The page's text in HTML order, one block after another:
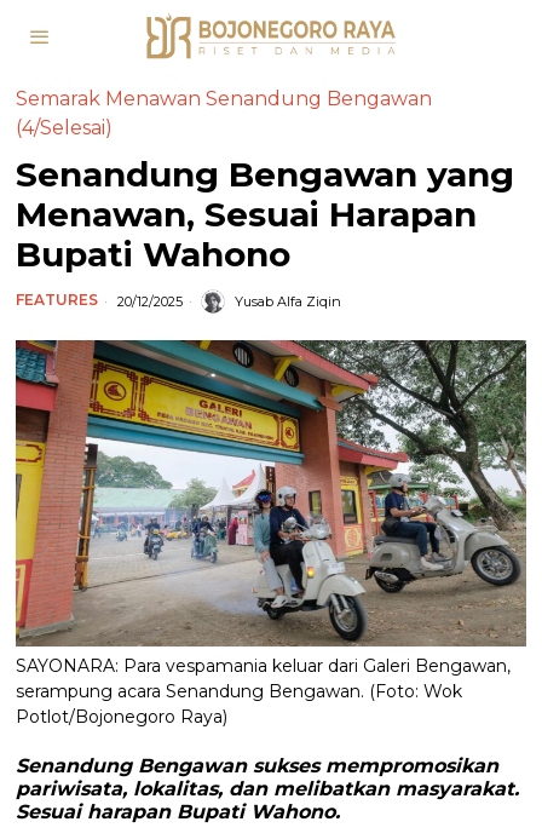
Semarak Menawan Senandung Bengawan
(4/Selesai)
Senandung Bengawan yang
Menawan, Sesuai Harapan
Bupati Wahono
FEATURES 20/12/2025 Yusab Alfa Ziqin
SAYONARA: Para vespamania keluar dari Galeri Bengawan,
serampung acara Senandung Bengawan. (Foto: Wok
Potlot/Bojonegoro Raya)
Senandung Bengawan sukses mempromosikan
pariwisata, lokalitas, dan melibatkan masyarakat.
Sesuai harapan Bupati Wahono.